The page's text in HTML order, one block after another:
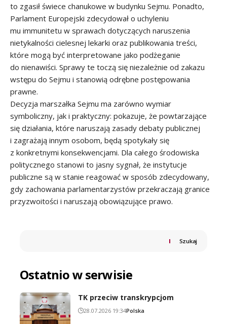
to zgasił świece chanukowe w budynku Sejmu. Ponadto,
Parlament Europejski zdecydował o uchyleniu
mu immunitetu w sprawach dotyczących naruszenia
nietykalności cielesnej lekarki oraz publikowania treści,
które mogą być interpretowane jako podżeganie
do nienawiści. Sprawy te toczą się niezależnie od zakazu
wstępu do Sejmu i stanowią odrębne postępowania
prawne.
Decyzja marszałka Sejmu ma zarówno wymiar
symboliczny, jak i praktyczny: pokazuje, że powtarzające
się działania, które naruszają zasady debaty publicznej
i zagrażają innym osobom, będą spotykały się
z konkretnymi konsekwencjami. Dla całego środowiska
politycznego stanowi to jasny sygnał, że instytucje
publiczne są w stanie reagować w sposób zdecydowany,
gdy zachowania parlamentarzystów przekraczają granice
przyzwoitości i naruszają obowiązujące prawo.
Szukaj
Ostatnio w serwisie
TK przeciw transkrypcjom
28.07.2026 19:34Polska